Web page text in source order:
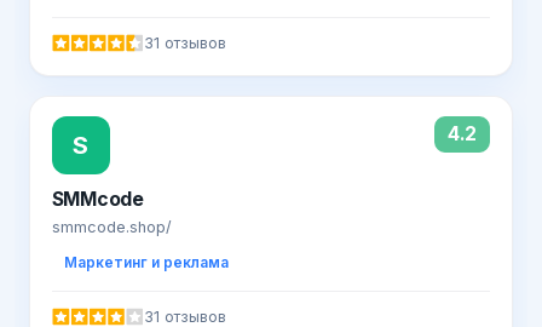
31 отзывов
S 4.2
SMMcode
smmcode.shop/
Маркетинг и реклама
31 отзывов